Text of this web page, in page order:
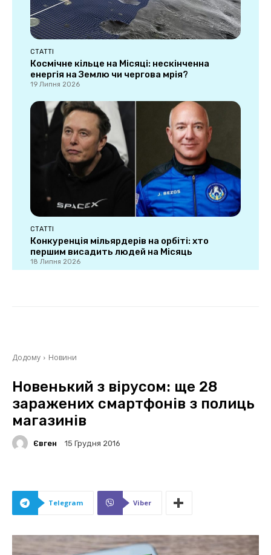
СТАТТІ
Космічне кільце на Місяці: нескінченна
енергія на Землю чи чергова мрія?
19 Липня 2026
СТАТТІ
Конкуренція мільярдерів на орбіті: хто
першим висадить людей на Місяць
18 Липня 2026